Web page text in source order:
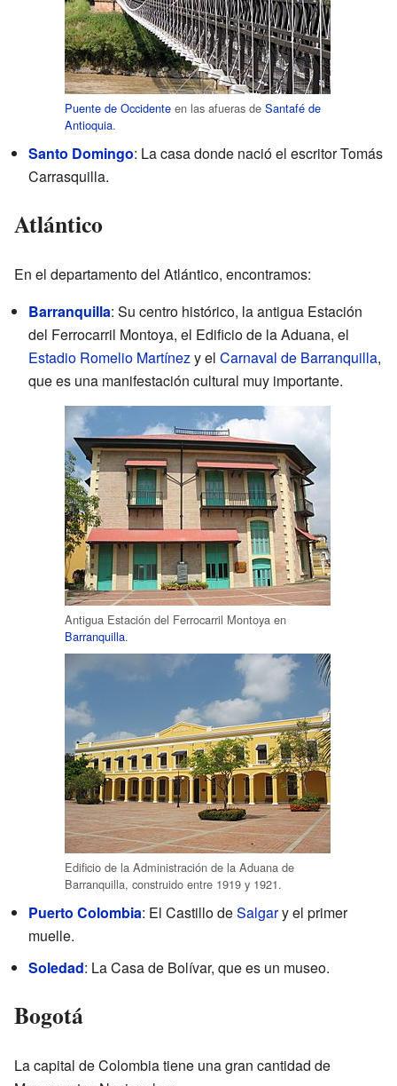
Puente de Occidente en las afueras de Santafé de
Antioquia.
Santo Domingo: La casa donde nació el escritor Tomás
Carrasquilla.
Atlántico
En el departamento del Atlántico, encontramos:
Barranquilla: Su centro histórico, la antigua Estación
del Ferrocarril Montoya, el Edificio de la Aduana, el
Estadio Romelio Martínezy el Carnaval de Barranquilla,
que es una manifestación cultural muy importante.
Antigua Estación del Ferrocarril Montoya en
Barranquilla.
Edificio de la Administración de la Aduana de
Barranquilla, construido entre 1919 y 1921.
Puerto Colombia: El Castillo deSalgary el primer
muelle.
Soledad: La Casa de Bolívar, que es un museo.
Bogotá
La capital de Colombia tiene una gran cantidad de